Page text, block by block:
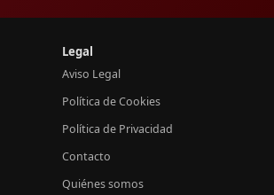
Legal
Aviso Legal
Política de Cookies
Política de Privacidad
Contacto
Quiénes somos